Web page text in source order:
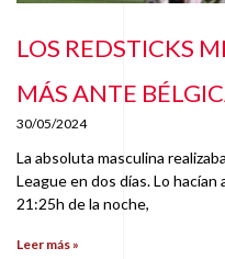
LOS REDSTICKS
MÁS ANTE
30/05/2024
La absoluta masculina
League en dos días. Lo
21:25h de la noche,
Leer más »